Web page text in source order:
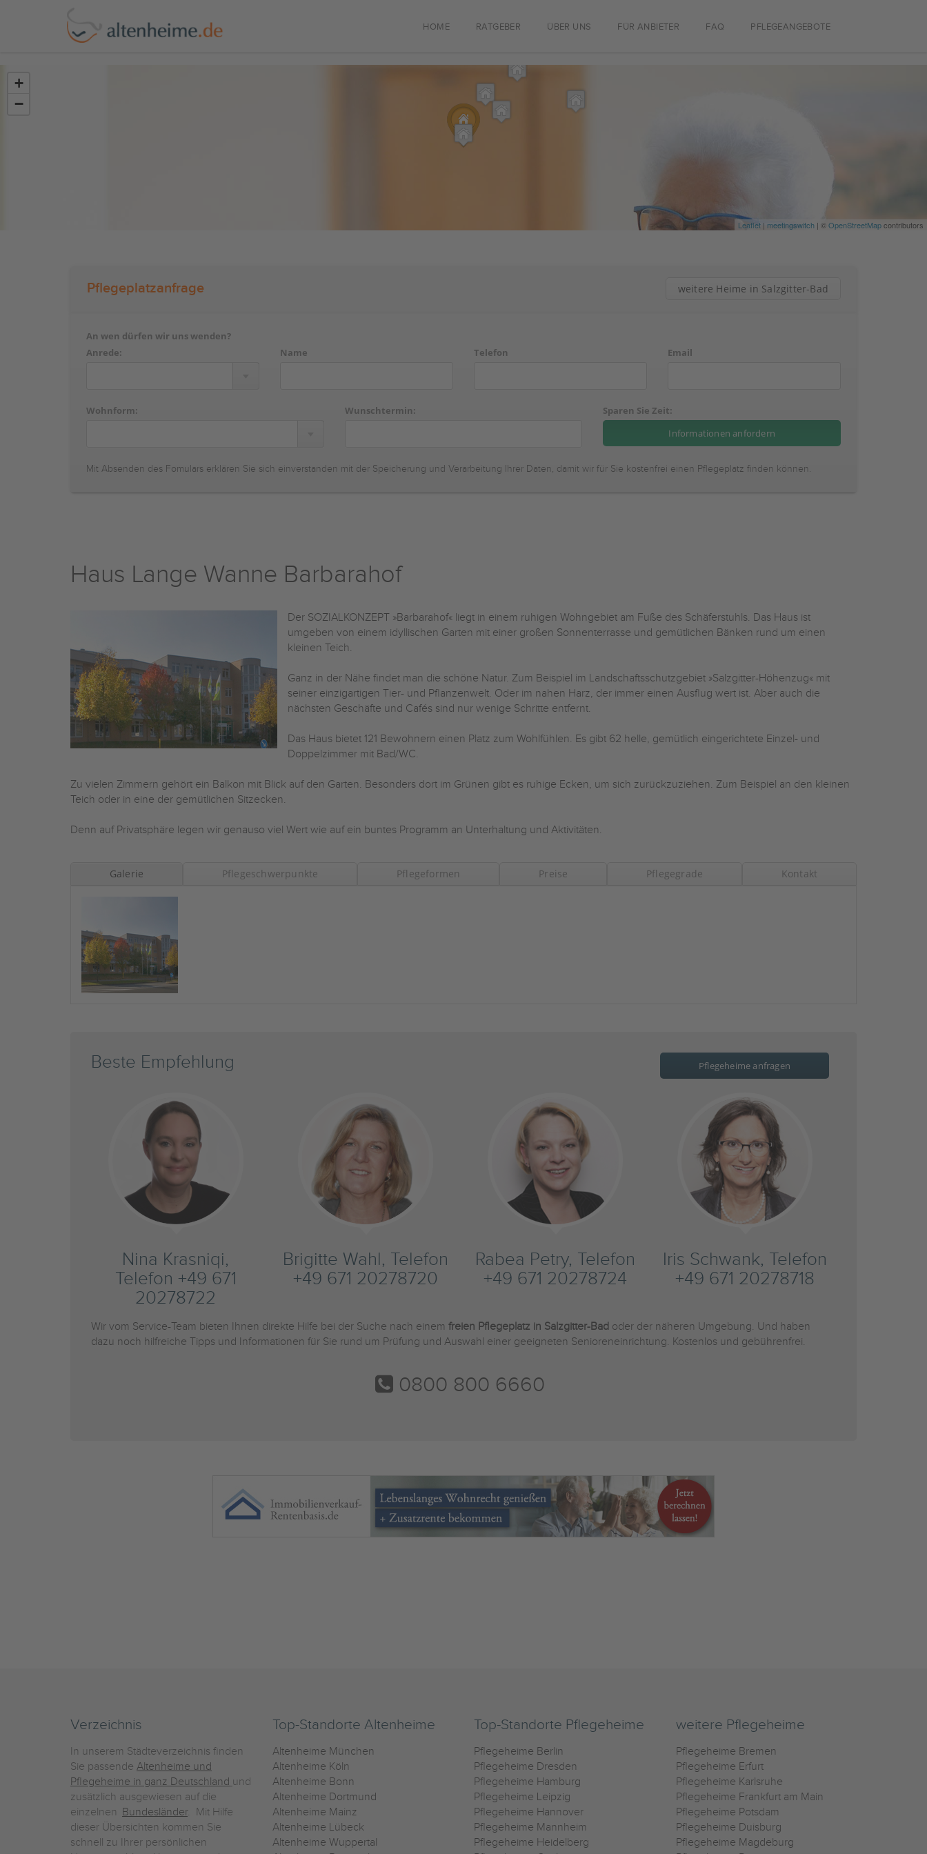
HOME RATGEBER ÜBER UNS FÜR ANBIETER FAQ PFLEGEANGEBOTE
+
−
Leaflet | meetingswitch | ©OpenStreetMapcontributors
Pflegeplatzanfrage weitere Heime in Salzgitter-Bad
An wen dürfen wir uns wenden?
Anrede:
Name Telefon Email
Wohnform: Wunschtermin: Sparen Sie Zeit:
Mit Absenden des Fomulars erklären Sie sich einverstanden mit der Speicherung und Verarbeitung Ihrer Daten, damit wir für Sie kostenfrei einen Pflegeplatz finden können.
Haus Lange Wanne Barbarahof
Der SOZIALKONZEPT »Barbarahof« liegt in einem ruhigen Wohngebiet am Fuße des Schäferstuhls. Das Haus ist
umgeben von einem idyllischen Garten mit einer großen Sonnenterrasse und gemütlichen Bänken rund um einen
kleinen Teich.
Ganz in der Nähe findet man die schöne Natur. Zum Beispiel im Landschaftsschutzgebiet »Salzgitter-Höhenzug« mit
seiner einzigartigen Tier- und Pflanzenwelt. Oder im nahen Harz, der immer einen Ausflug wert ist. Aber auch die
nächsten Geschäfte und Cafés sind nur wenige Schritte entfernt.
Das Haus bietet 121 Bewohnern einen Platz zum Wohlfühlen. Es gibt 62 helle, gemütlich eingerichtete Einzel- und
Doppelzimmer mit Bad/WC.
Zu vielen Zimmern gehört ein Balkon mit Blick auf den Garten. Besonders dort im Grünen gibt es ruhige Ecken, um sich zurückzuziehen. Zum Beispiel an den kleinen
Teich oder in eine der gemütlichen Sitzecken.
Denn auf Privatsphäre legen wir genauso viel Wert wie auf ein buntes Programm an Unterhaltung und Aktivitäten.
Galerie Pflegeschwerpunkte Pflegeformen Preise Pflegegrade Kontakt
Beste Empfehlung Pflegeheime anfragen
Nina Krasniqi,
Telefon +49 671
20278722
Brigitte Wahl, Telefon
+49 671 20278720
Rabea Petry, Telefon
+49 671 20278724
Iris Schwank, Telefon
+49 671 20278718
Wir vom Service-Team bieten Ihnen direkte Hilfe bei der Suche nach einem freien Pflegeplatz in Salzgitter-Bad oder der näheren Umgebung. Und haben
dazu noch hilfreiche Tipps und Informationen für Sie rund um Prüfung und Auswahl einer geeigneten Senioreneinrichtung. Kostenlos und gebührenfrei.
0800 800 6660
Verzeichnis
In unserem Städteverzeichnis finden
Sie passende Altenheime und
Pflegeheime in ganz Deutschland und
zusätzlich ausgewiesen auf die
einzelnen Bundesländer. Mit Hilfe
dieser Übersichten kommen Sie
schnell zu Ihrer persönlichen
Top-Standorte Altenheime
Altenheime München
Altenheime Köln
Altenheime Bonn
Altenheime Dortmund
Altenheime Mainz
Altenheime Lübeck
Altenheime Wuppertal
Top-Standorte Pflegeheime
Pflegeheime Berlin
Pflegeheime Dresden
Pflegeheime Hamburg
Pflegeheime Leipzig
Pflegeheime Hannover
Pflegeheime Mannheim
Pflegeheime Heidelberg
weitere Pflegeheime
Pflegeheime Bremen
Pflegeheime Erfurt
Pflegeheime Karlsruhe
Pflegeheime Frankfurt am Main
Pflegeheime Potsdam
Pflegeheime Duisburg
Pflegeheime Magdeburg